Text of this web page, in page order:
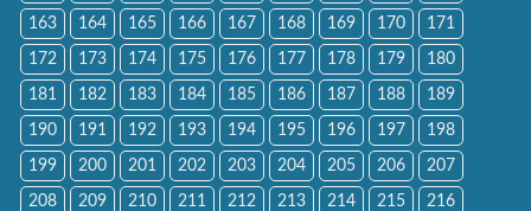
163 164 165 166 167 168 169 170 171
172 173 174 175 176 177 178 179 180
181 182 183 184 185 186 187 188 189
190 191 192 193 194 195 196 197 198
199 200 201 202 203 204 205 206 207
208 209 210 211 212 213 214 215 216